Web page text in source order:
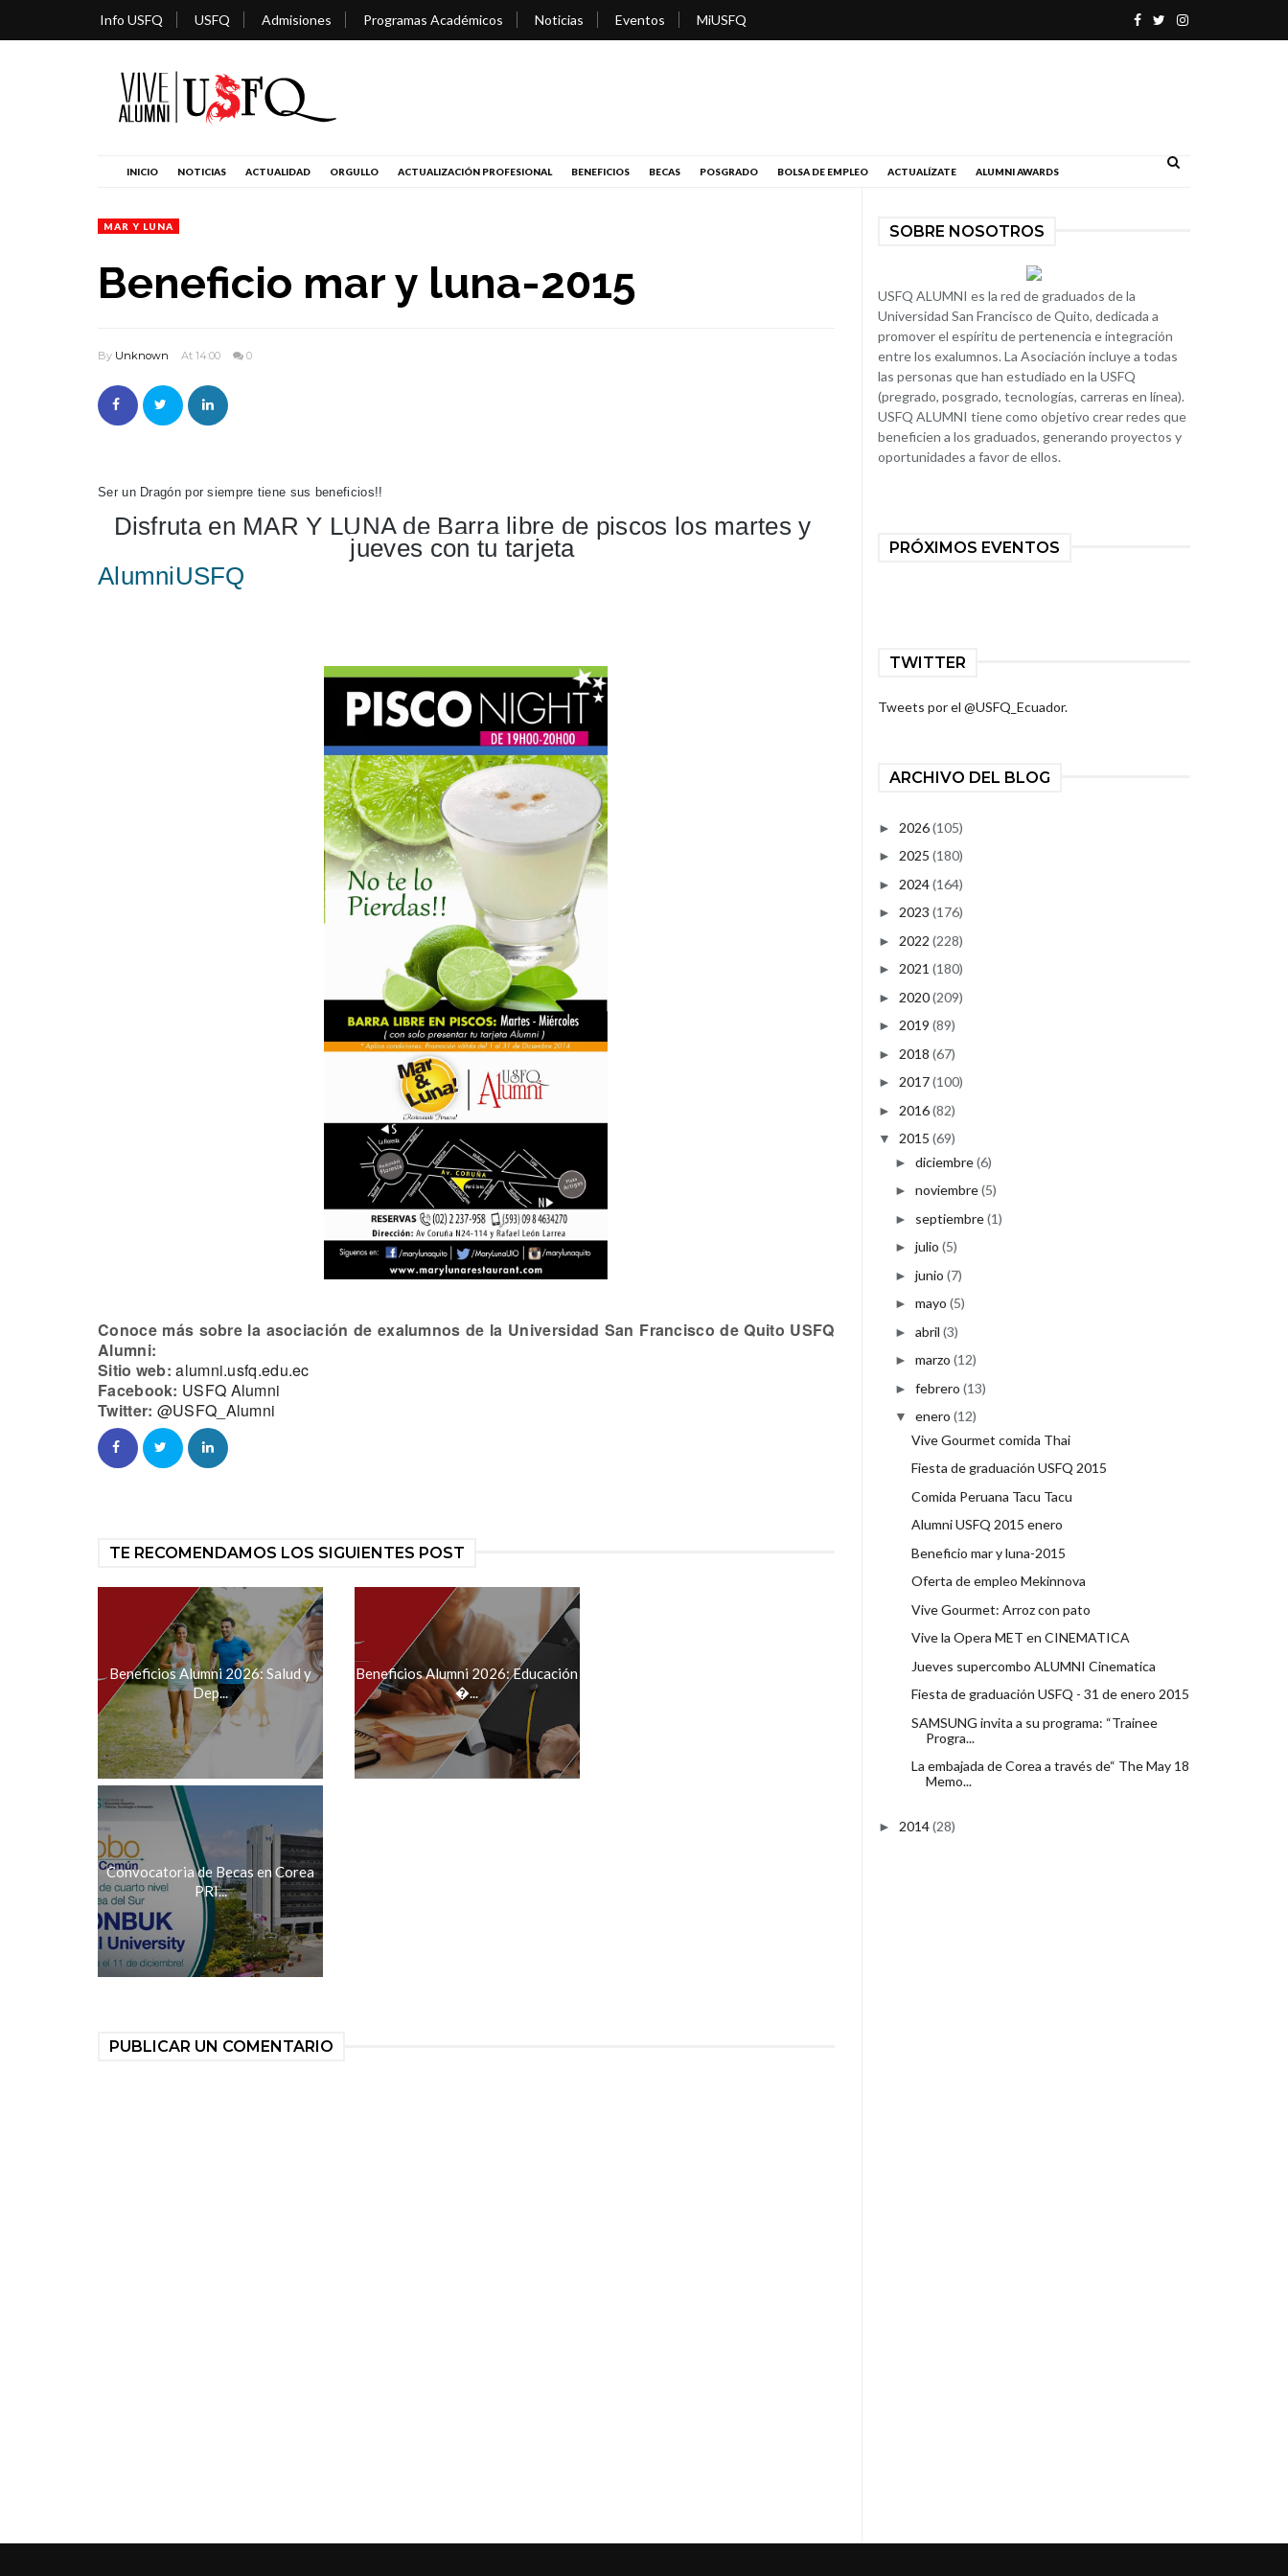
Info USFQ USFQ Admisiones Programas Académicos Noticias Eventos MiUSFQ
INICIO NOTICIAS ACTUALIDAD ORGULLO ACTUALIZACIÓN PROFESIONAL BENEFICIOS BECAS POSGRADO BOLSA DE EMPLEO ACTUALÍZATE ALUMNI AWARDS
MAR Y LUNA
Beneficio mar y luna-2015
By Unknown At 14:00 0
Ser un Dragón por siempre tiene sus beneficios!!
Disfruta en MAR Y LUNA de Barra libre de piscos los martes y
jueves con tu tarjeta
AlumniUSFQ
Conoce más sobre la asociación de exalumnos de la Universidad San Francisco de Quito USFQ
Alumni:
Sitio web: alumni.usfq.edu.ec
Facebook: USFQ Alumni
Twitter: @USFQ_Alumni
TE RECOMENDAMOS LOS SIGUIENTES POST
Beneficios Alumni 2026: Salud y
Dep...
Beneficios Alumni 2026: Educación
...
Convocatoria de Becas en Corea
PRI...
PUBLICAR UN COMENTARIO
SOBRE NOSOTROS
USFQ ALUMNI es la red de graduados de la
Universidad San Francisco de Quito, dedicada a
promover el espíritu de pertenencia e integración
entre los exalumnos. La Asociación incluye a todas
las personas que han estudiado en la USFQ
(pregrado, posgrado, tecnologías, carreras en línea).
USFQ ALUMNI tiene como objetivo crear redes que
beneficien a los graduados, generando proyectos y
oportunidades a favor de ellos.
PRÓXIMOS EVENTOS
TWITTER
Tweets por el @USFQ_Ecuador.
ARCHIVO DEL BLOG
► 2026(105)
► 2025 (180)
► 2024(164)
► 2023 (176)
► 2022 (228)
► 2021 (180)
► 2020(209)
► 2019 (89)
► 2018 (67)
► 2017(100)
► 2016(82)
▼ 2015 (69)
► diciembre(6)
► noviembre(5)
► septiembre(1)
► julio (5)
► junio (7)
► mayo (5)
► abril (3)
► marzo (12)
► febrero (13)
▼ enero (12)
Vive Gourmet comida Thai
Fiesta de graduación USFQ 2015
Comida Peruana Tacu Tacu
Alumni USFQ 2015 enero
Beneficio mar y luna-2015
Oferta de empleo Mekinnova
Vive Gourmet: Arroz con pato
Vive la Opera MET en CINEMATICA
Jueves supercombo ALUMNI Cinematica
Fiesta de graduación USFQ - 31 de enero 2015
SAMSUNG invita a su programa: “Trainee
Progra...
La embajada de Corea a través de“ The May 18
Memo...
► 2014(28)